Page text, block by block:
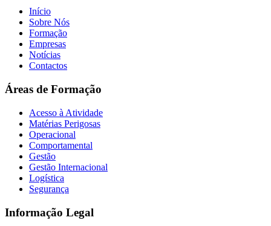
Início
Sobre Nós
Formação
Empresas
Notícias
Contactos
Áreas de Formação
Acesso à Atividade
Matérias Perigosas
Operacional
Comportamental
Gestão
Gestão Internacional
Logística
Segurança
Informação Legal